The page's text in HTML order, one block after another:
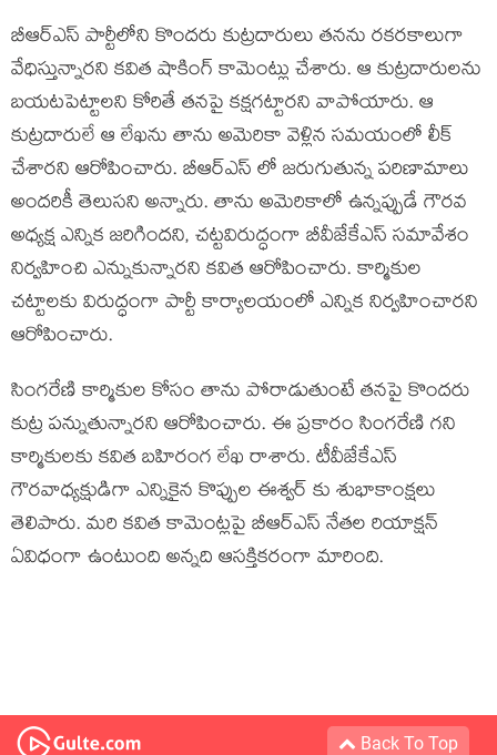
బీఆర్ఎస్ పార్టీలోని కొందరు కుట్రదారులు తనను రకరకాలుగా
వేధిస్తున్నారని కవిత షాకింగ్ కామెంట్లు చేశారు. ఆ కుట్రదారులను
బయటపెట్టాలని కోరితే తనపై కక్షగట్టారని వాపోయారు. ఆ
కుట్రదారులే ఆ లేఖను తాను అమెరికా వెళ్లిన సమయంలో లీక్
చేశారని ఆరోపించారు. బీఆర్ఎస్ లో జరుగుతున్న పరిణామాలు
అందరికీ తెలుసని అన్నారు. తాను అమెరికాలో ఉన్నప్పుడే గౌరవ
అధ్యక్ష ఎన్నిక జరిగిందని, చట్టవిరుద్ధంగా బీవీజేకేఎస్ సమావేశం
నిర్వహించి ఎన్నుకున్నారని కవిత ఆరోపించారు. కార్మికుల
చట్టాలకు విరుద్ధంగా పార్టీ కార్యాలయంలో ఎన్నిక నిర్వహించారని
ఆరోపించారు.
సింగరేణి కార్మికుల కోసం తాను పోరాడుతుంటే తనపై కొందరు
కుట్ర పన్నుతున్నారని ఆరోపించారు. ఈ ప్రకారం సింగరేణి గని
కార్మికులకు కవిత బహిరంగ లేఖ రాశారు. టీవీజేకేఎస్
గౌరవాధ్యక్షుడిగా ఎన్నికైన కొప్పుల ఈశ్వర్ కు శుభాకాంక్షలు
తెలిపారు. మరి కవిత కామెంట్లపై బీఆర్ఎస్ నేతల రియాక్షన్
ఏవిధంగా ఉంటుంది అన్నది ఆసక్తికరంగా మారింది.
Back To Top